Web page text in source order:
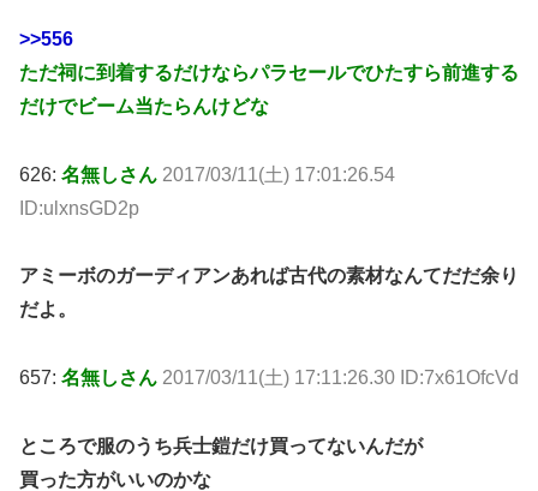
>>556
ただ祠に到着するだけならパラセールでひたすら前進する
だけでビーム当たらんけどな
626: 名無しさん 2017/03/11(土) 17:01:26.54
ID:ulxnsGD2p
アミーボのガーディアンあれば古代の素材なんてだだ余り
だよ。
657: 名無しさん 2017/03/11(土) 17:11:26.30 ID:7x61OfcVd
ところで服のうち兵士鎧だけ買ってないんだが
買った方がいいのかな